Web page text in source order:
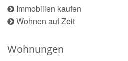
Immobilien kaufen
Wohnen auf Zeit
Wohnungen